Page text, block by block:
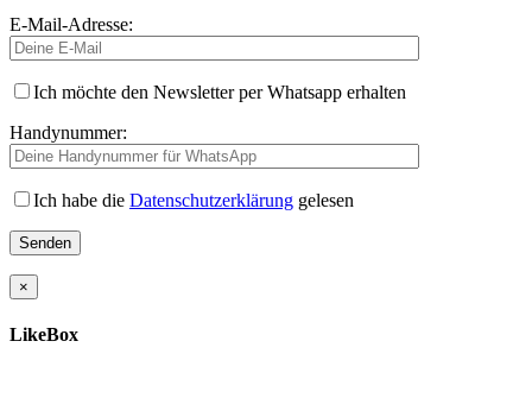
E-Mail-Adresse:
Ich möchte den Newsletter per Whatsapp erhalten
Handynummer:
Ich habe die Datenschutzerklärung gelesen
×
LikeBox